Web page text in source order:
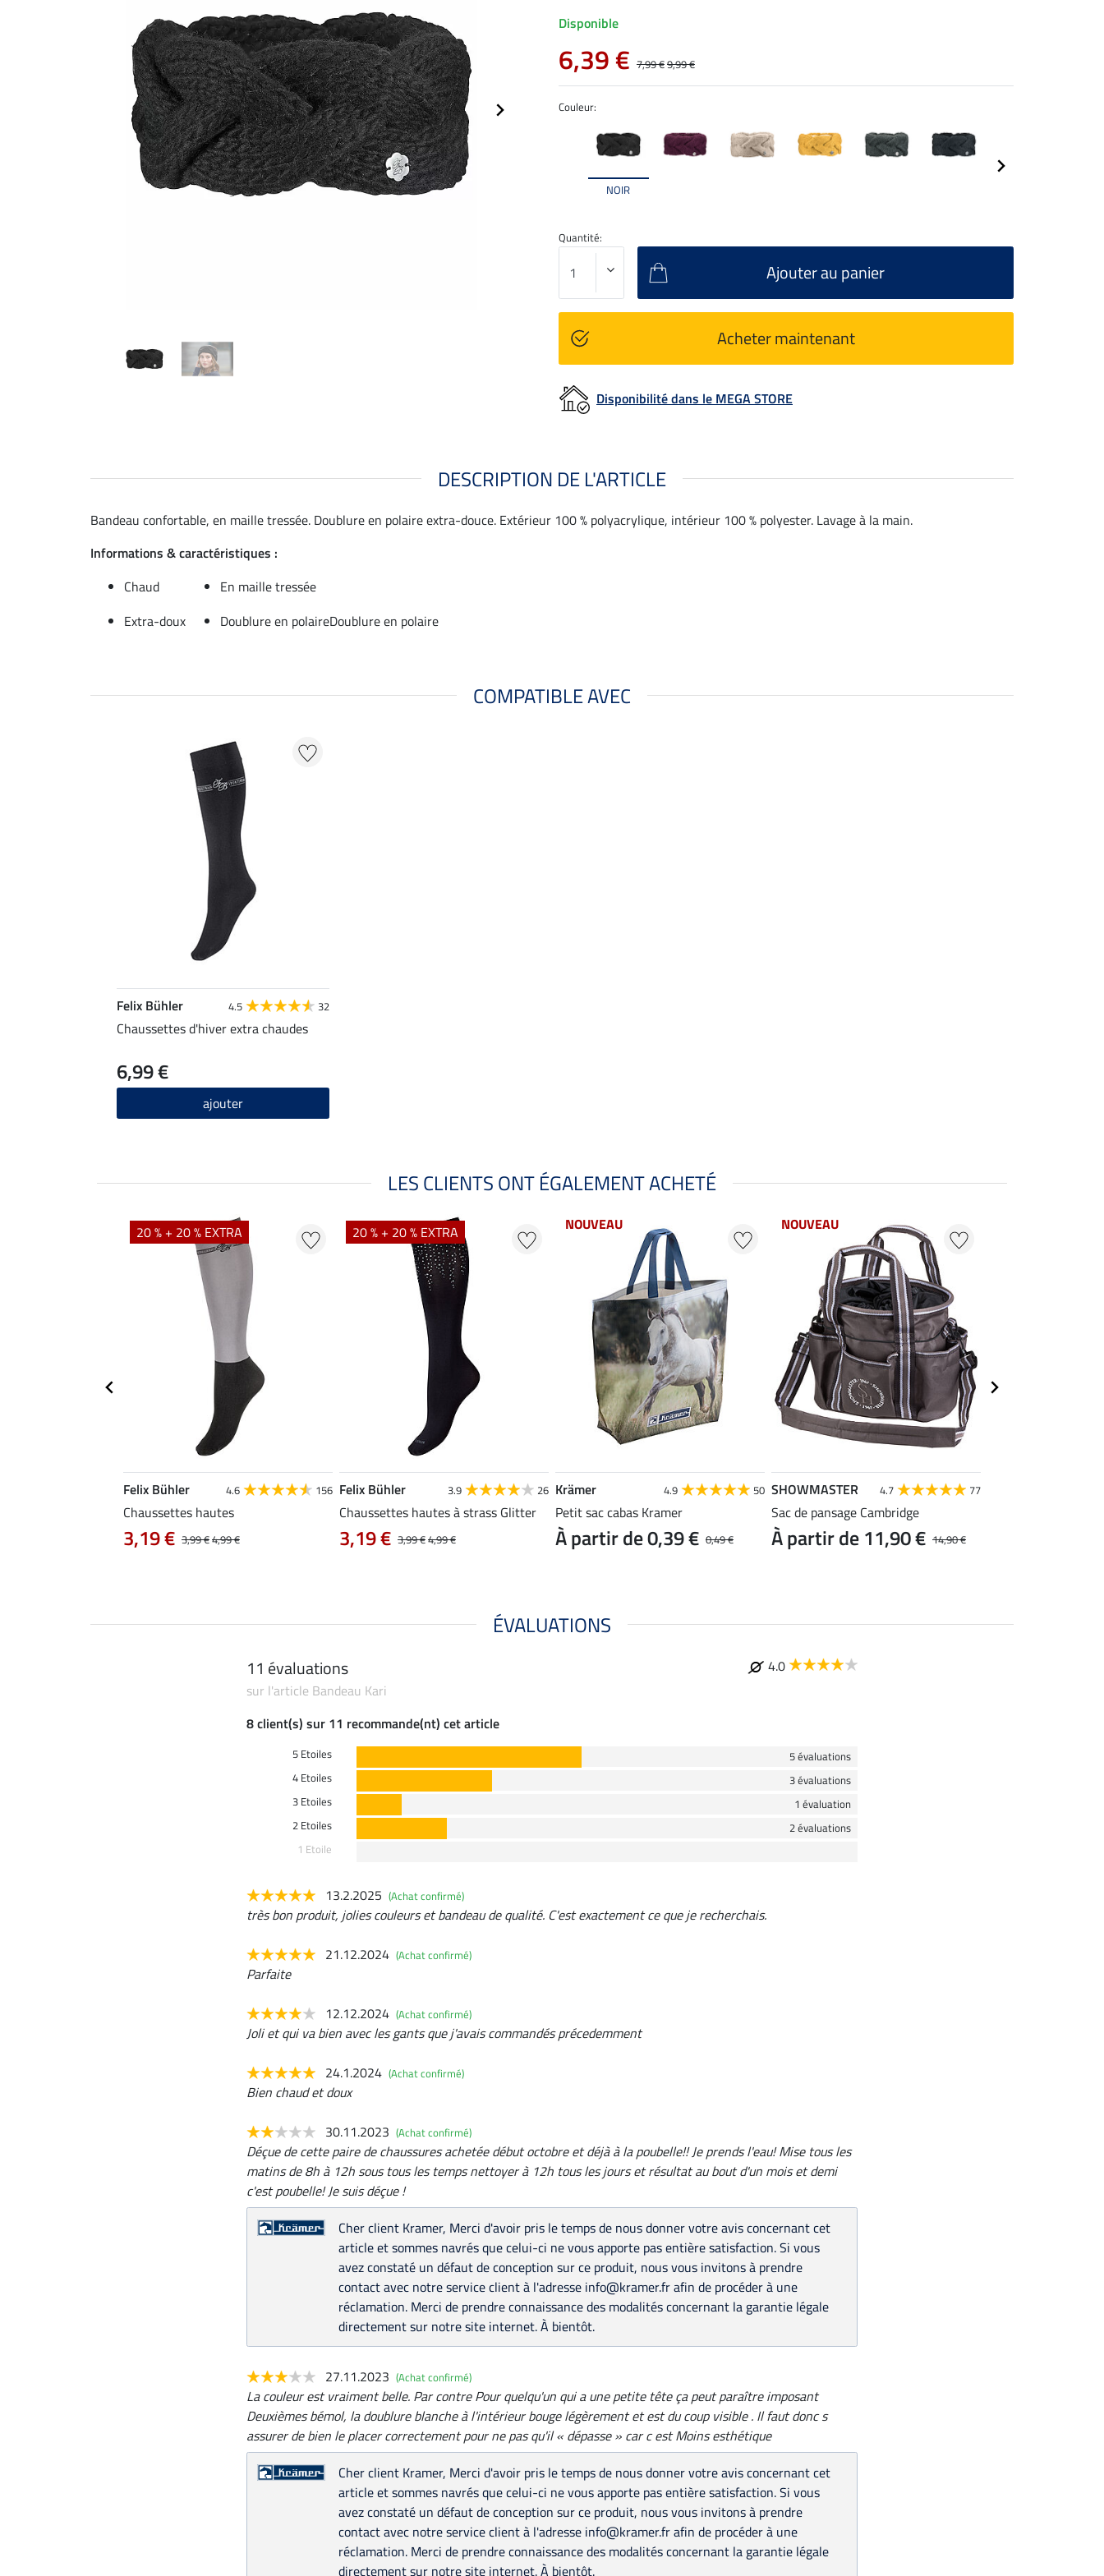
Couleur:
NOIR
Disponible
6,39 € 7,99 €9,99 €
Quantité:
Ajouter au panier
Acheter maintenant
Disponibilité dans le MEGA STORE
DESCRIPTION DE L'ARTICLE
Bandeau confortable, en maille tressée. Doublure en polaire extra-douce. Extérieur 100 % polyacrylique, intérieur 100 % polyester. Lavage à la main.
Informations & caractéristiques :
Chaud
En maille tressée
Extra-doux
Doublure en polaireDoublure en polaire
COMPATIBLE AVEC
Felix Bühler 4.5 32
Chaussettes d'hiver extra chaudes
6,99 €
ajouter
LES CLIENTS ONT ÉGALEMENT ACHETÉ
20 % + 20 % EXTRA
Felix Bühler 4.6 156
Chaussettes hautes
3,99 €4,99 €
3,19 €
20 % + 20 % EXTRA
Felix Bühler 3.9 26
Chaussettes hautes à strass Glitter
3,99 €4,99 €
3,19 €
NOUVEAU
Krämer 4.9 50
Petit sac cabas Kramer
0,49 €
À partir de 0,39 €
NOUVEAU
SHOWMASTER 4.7 77
Sac de pansage Cambridge
14,90 €
À partir de 11,90 €
ÉVALUATIONS
11 évaluations
4.0
sur l'article Bandeau Kari
8 client(s) sur 11 recommande(nt) cet article
5 Etoiles
5 évaluations
4 Etoiles
3 évaluations
3 Etoiles
1 évaluation
2 Etoiles
2 évaluations
1 Etoile
13.2.2025 (Achat confirmé)
très bon produit, jolies couleurs et bandeau de qualité. C'est exactement ce que je recherchais.
21.12.2024 (Achat confirmé)
Parfaite
12.12.2024 (Achat confirmé)
Joli et qui va bien avec les gants que j'avais commandés précedemment
24.1.2024 (Achat confirmé)
Bien chaud et doux
30.11.2023 (Achat confirmé)
Déçue de cette paire de chaussures achetée début octobre et déjà à la poubelle!! Je prends l'eau! Mise tous les
matins de 8h à 12h sous tous les temps nettoyer à 12h tous les jours et résultat au bout d'un mois et demi
c'est poubelle! Je suis déçue !
Cher client Kramer, Merci d'avoir pris le temps de nous donner votre avis concernant cet
article et sommes navrés que celui-ci ne vous apporte pas entière satisfaction. Si vous
avez constaté un défaut de conception sur ce produit, nous vous invitons à prendre
contact avec notre service client à l'adresse info@kramer.fr afin de procéder à une
réclamation. Merci de prendre connaissance des modalités concernant la garantie légale
directement sur notre site internet. À bientôt.
27.11.2023 (Achat confirmé)
La couleur est vraiment belle. Par contre Pour quelqu'un qui a une petite tête ça peut paraître imposant
Deuxièmes bémol, la doublure blanche à l'intérieur bouge légèrement et est du coup visible . Il faut donc s
assurer de bien le placer correctement pour ne pas qu'il « dépasse » car c est Moins esthétique
Cher client Kramer, Merci d'avoir pris le temps de nous donner votre avis concernant cet
article et sommes navrés que celui-ci ne vous apporte pas entière satisfaction. Si vous
avez constaté un défaut de conception sur ce produit, nous vous invitons à prendre
contact avec notre service client à l'adresse info@kramer.fr afin de procéder à une
réclamation. Merci de prendre connaissance des modalités concernant la garantie légale
directement sur notre site internet. À bientôt.